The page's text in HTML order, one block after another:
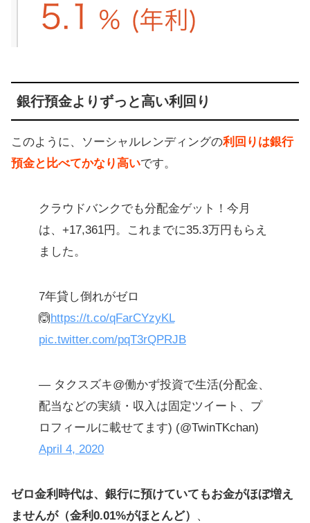
銀行預金よりずっと高い利回り
このように、ソーシャルレンディングの利回りは銀行
預金と比べてかなり高いです。
クラウドバンクでも分配金ゲット！今月
は、+17,361円。これまでに35.3万円もらえ
ました。
7年貸し倒れがゼロ
🙆‍https://t.co/qFarCYzyKL
pic.twitter.com/pqT3rQPRJB
— タクスズキ@働かず投資で生活(分配金、
配当などの実績・収入は固定ツイート、プ
ロフィールに載せてます) (@TwinTKchan)
April 4, 2020
ゼロ金利時代は、銀行に預けていてもお金がほぼ増え
ませんが（金利0.01%がほとんど）
、